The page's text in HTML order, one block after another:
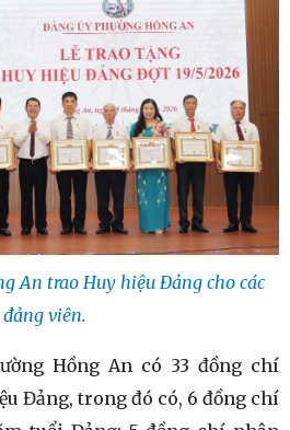
An trao Huy hiệu Đảng cho các
đảng viên.
Hồng An có 33 đồng chí
Đảng, trong đó có, 6 đồng chí